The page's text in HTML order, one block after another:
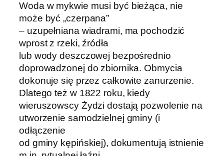
Woda w mykwie musi być bieżąca, nie
może być „czerpana”
– uzupełniana wiadrami, ma pochodzić
wprost z rzeki, źródła
lub wody deszczowej bezpośrednio
doprowadzonej do zbiornika. Obmycia
dokonuje się przez całkowite zanurzenie.
Dlatego też w 1822 roku, kiedy
wieruszowscy Żydzi dostają pozwolenie na
utworzenie samodzielnej gminy (i
odłączenie
od gminy kępińskiej), dokumentują istnienie